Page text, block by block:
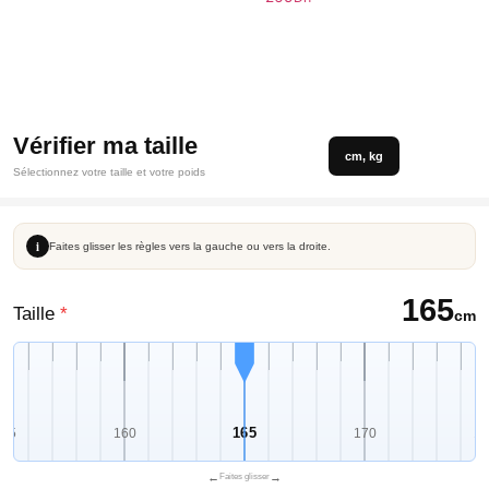
Vérifier ma taille
Sélectionnez votre taille et votre poids
cm, kg
i Faites glisser les règles vers la gauche ou vers la droite.
Taille * 165cm
155 160 165 170
← Faites glisser →